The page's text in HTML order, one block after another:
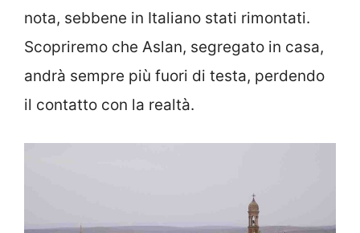
nota, sebbene in Italiano stati rimontati.
Scopriremo che Aslan, segregato in casa,
andrà sempre più fuori di testa, perdendo
il contatto con la realtà.